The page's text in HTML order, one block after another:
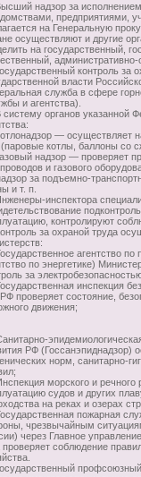
надзор за исполнением
предприятиями,
на Генеральную
осуществляют и другие
на государственный,
административно-
контроль за
власти
служба в сфере
и агентства).
органов указанной
— осуществляет
котлы, баллоны со
надзор — проверяет
и газового
за подъемно-
и т. п.
инспектора
контролируют
за охраной труда
агентство
по энергетике)
за
инспекция
проверяет состояние,
движения;
РФ (Госсанэпиднадзор)
норм, санитарно-
морского и речного
судов и других
на реках и озерах
пожарная
чрезвычайным
через Главное
соблюдение
профсоюзный